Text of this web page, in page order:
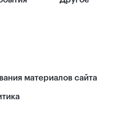
материалов сайта